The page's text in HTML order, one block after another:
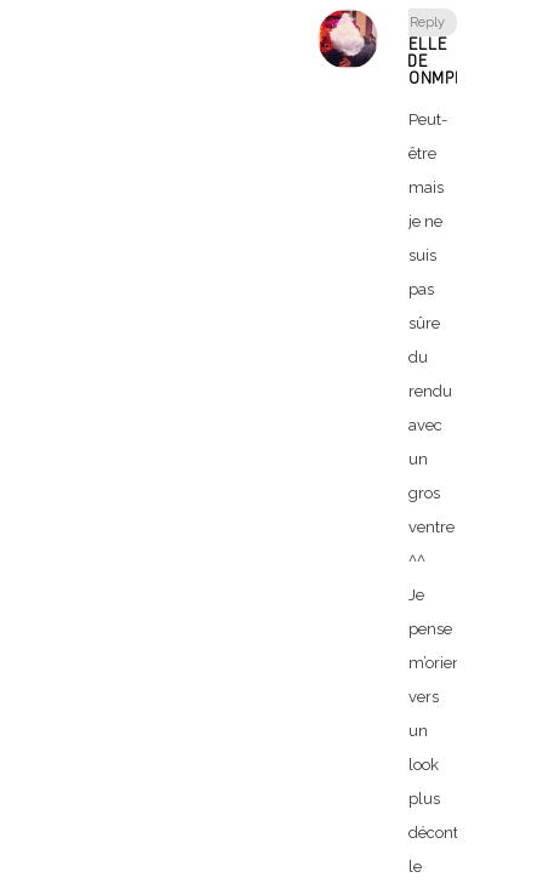
Reply
ELLE
DE
ONMPD(Q).COM
Peut-
être
mais
je ne
suis
pas
sûre
du
rendu
avec
un
gros
ventre
^^
Je
pense
m’orienter
vers
un
look
plus
décontracté,
le